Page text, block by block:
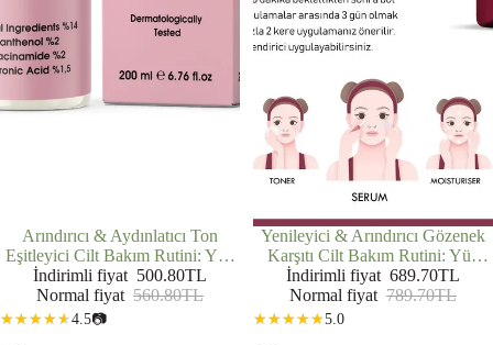
İNDIRIMDE
Arındırıcı & Aydınlatıcı Ton
Eşitleyici Cilt Bakım Rutini: Yüz
Temizleme Jeli (200 ml) + C
Vitamini Serumu (30 ml)
İndirimli fiyat 500.80TL
Normal fiyat 560.80TL
4.5📷
İNDIRIMDE
Yenileyici & Arındırıcı Gözenek
Karşıtı Cilt Bakım Rutini: Yüz
Temizleme Jeli (200 ml) + AHA
BHA Tonik (200 ml) + AHA
BHA Serum (30 ml)
İndirimli fiyat 689.70TL
Normal fiyat 789.70TL
5.0